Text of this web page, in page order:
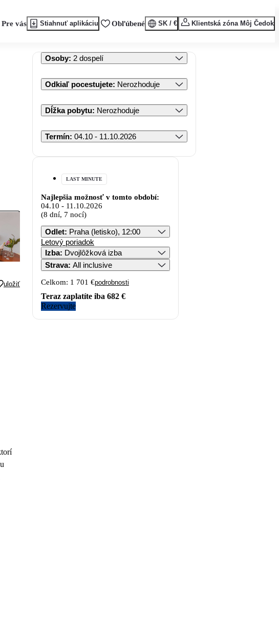
Pre vás Stiahnuť aplikáciu Obľúbené SK / € Klientská zóna Môj Čedok
uložiť
Osoby: 2 dospelí
Odkiaľ pocestujete: Nerozhoduje
Dĺžka pobytu: Nerozhoduje
Termín: 04.10 - 11.10.2026
LAST MINUTE
Najlepšia možnosť v tomto období:
04.10 - 11.10.2026
(8 dní, 7 nocí)
Odlet: Praha (letisko), 12:00
Letový poriadok
Izba: Dvojlôžková izba
Strava: All inclusive
Celkom: 1 701 €podrobnosti
Teraz zaplatíte iba 682 €
Rezervujte